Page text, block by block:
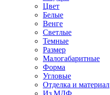
Цвет
Белые
Венге
Светлые
Темные
Размер
Малогабаритные
Форма
Угловые
Отделка и материал
Из МДФ